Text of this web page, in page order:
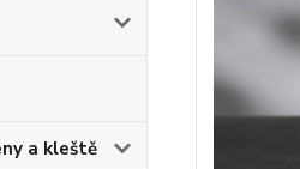
a kleště